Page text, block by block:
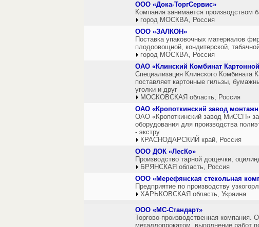
ООО «Дока-ТоргСервис»
Компания занимается производством
город МОСКВА, Россия
ООО «ЗАЛКОН»
Поставка упаковочных материалов
плодоовощной, кондитерской,
город МОСКВА, Россия
ОАО «Клинский Комбинат
Специализация Клинского Комбината
поставляет картонные гильзы,
уголки и друг
МОСКОВСКАЯ область, Россия
ОАО «Кропоткинский завод
ОАО «Кропоткинский завод МиССП»
оборудования для производства
- экстру
КРАСНОДАРСКИЙ край, Россия
ООО ДОК «ЛесКо»
Производство тарной дощечки,
БРЯНСКАЯ область, Россия
ООО «Мерефянская стекольная
Предприятие по производству
ХАРЬКОВСКАЯ область, Украина
ООО «МС-Стандарт»
Торгово-производственная компания.
металлопрокатом, выполнение работ